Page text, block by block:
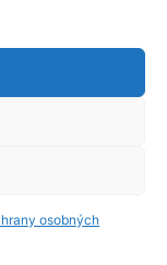
osobných
vás týkajú, z
Tvorba web